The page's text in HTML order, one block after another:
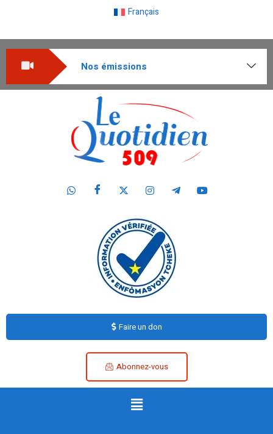
Français
Nos émissions
Faire un don
Abonnez-vous